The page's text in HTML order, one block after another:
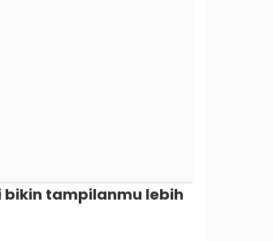
bikin tampilanmu lebih